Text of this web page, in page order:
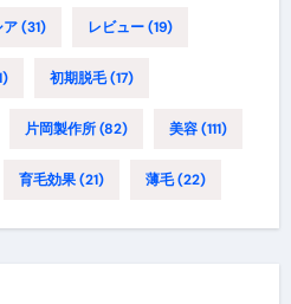
ア(31) レビュー(19)
初期脱毛(17)
片岡製作所(82) 美容(111)
育毛効果(21) 薄毛(22)